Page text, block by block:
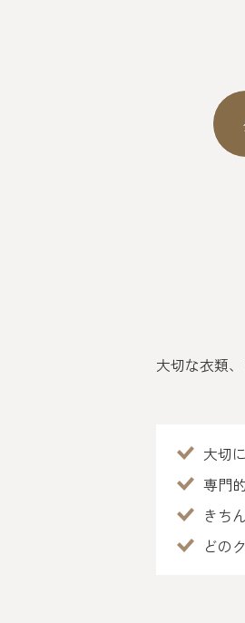
大切な衣類
大切
専門
きち
どの